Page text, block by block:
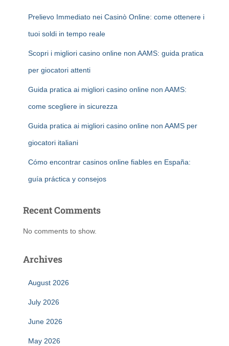
Prelievo Immediato nei Casinò Online: come ottenere i
tuoi soldi in tempo reale
Scopri i migliori casino online non AAMS: guida pratica
per giocatori attenti
Guida pratica ai migliori casino online non AAMS:
come scegliere in sicurezza
Guida pratica ai migliori casino online non AAMS per
giocatori italiani
Cómo encontrar casinos online fiables en España:
guía práctica y consejos
Recent Comments
No comments to show.
Archives
August 2026
July 2026
June 2026
May 2026